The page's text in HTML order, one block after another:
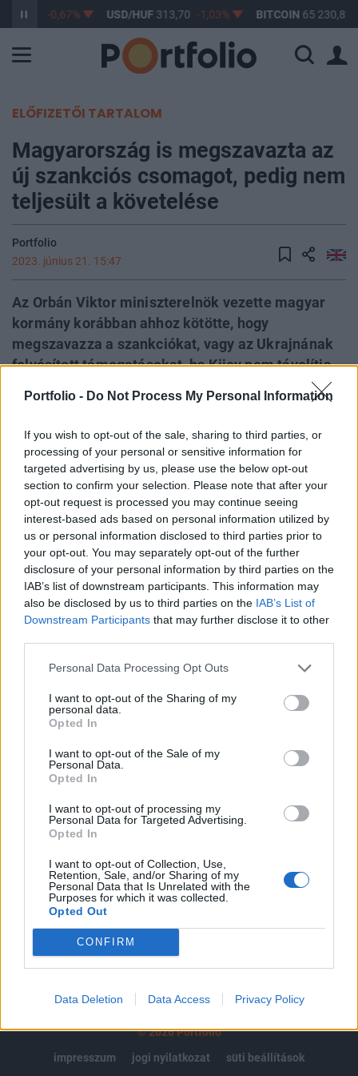
Portfolio - Do Not Process My Personal Information
If you wish to opt-out of the sale, sharing to third parties, or
processing of your personal or sensitive information for
targeted advertising by us, please use the below opt-out
section to confirm your selection. Please note that after your
opt-out request is processed you may continue seeing
interest-based ads based on personal information utilized by
us or personal information disclosed to third parties prior to
your opt-out. You may separately opt-out of the further
disclosure of your personal information by third parties on the
IAB’s list of downstream participants. This information may
also be disclosed by us to third parties on the IAB’s List of
Downstream Participants that may further disclose it to other
Personal Data Processing Opt Outs
I want to opt-out of the Sharing of my
personal data.
Opted In
I want to opt-out of the Sale of my
Personal Data.
Opted In
I want to opt-out of processing my
Personal Data for Targeted Advertising.
Opted In
I want to opt-out of Collection, Use,
Retention, Sale, and/or Sharing of my
Personal Data that Is Unrelated with the
Purposes for which it was collected.
Opted Out
CONFIRM
Data Deletion Data Access Privacy Policy
362,96 -0,67% USD/HUF313,70 -1,03% BITCOIN65 230,82
ELŐFIZETŐI TARTALOM
Magyarország is megszavazta az
új szankciós csomagot, pedig nem
teljesült a követelése
Portfolio
2023. június 21. 15:47
Az Orbán Viktor miniszterelnök vezette magyar
kormány korábban ahhoz kötötte, hogy
megszavazza a szankciókat, vagy az Ukrajnának
folyósított támogatásokat, ha Kijev nem távolítja
listájáról. Ezt nem tette meg az ukrán vezetés, de
a budapesti így is megszavazta a tizenegyedik
uniós szankciócsomagot.
Magyarország azt ígérte korábban, hogy addig nem
szavazza meg az Oroszországgal szembeni szankciókat,
amíg Ukrajna továbbra is a háború szponzoraként említi az
OTP Bankot. Az eredetileg tervezett vétó végül elmaradt, az
OTP Bank pedig még mindig szerepel a listán. Ez a lépés
arra utal, hogy Magyarország kompromisszumra volt
kényszerítve az Európai Unió Tanácsában - számolt...
A keresett cikk a portfolio.hu hírarchívumához
tartozik, melynek olvasása előfizetéses
regisztrációhoz kötött.
Az előfizetés a következőket tartalmazza:
Portfolio.hu teljes cikkarchívum
Kötéslisták: BÉT elmúlt 2 év napon belüli
kötéslistái
MÁR ELŐFIZETŐNK VAGY? BEJELENTKEZÉS
© 2026 Portfolio
impresszum
jogi nyilatkozat süti beállítások